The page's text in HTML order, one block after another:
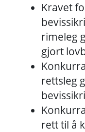
Kravet
rimeleg
gjort
rettsleg
rett til å